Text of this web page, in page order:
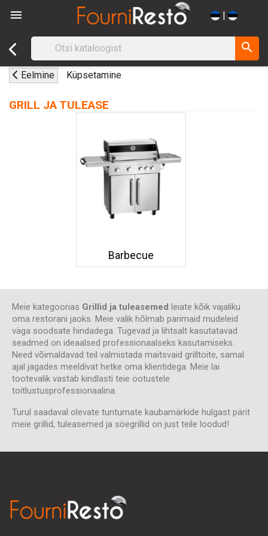
 |
search
Eelmine Küpsetamine
GRILL JA TULEASE
Barbecue
Meie kategoorias Grillid ja tuleasemed leiate kõik vajaliku
oma restorani jaoks. Meie valik hõlmab parimaid mudeleid
väga soodsate hindadega. Tugevad ja lihtsalt kasutatavad
seadmed on ideaalsed professionaalseks kasutamiseks.
Need võimaldavad teil valmistada maitsvaid grilltoite, samal
ajal jagades meeldivat hetke oma klientidega. Meie lai
tootevalik vastab kindlasti teie ootustele
toitlustusprofessionaalina.
Turul saadaval olevate tuntumate kaubamärkide hulgast pärit
meie grillid, tuleasemed ja söegrillid on just teile loodud!